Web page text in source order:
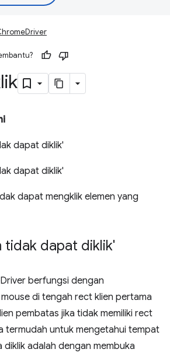
dapat diklik'
dapat diklik'
dapat mengklik elemen yang
tidak dapat diklik'
berfungsi dengan
mouse di tengah rect klien pertama
pembatas jika tidak memiliki rect
termudah untuk mengetahui tempat
adalah dengan membuka